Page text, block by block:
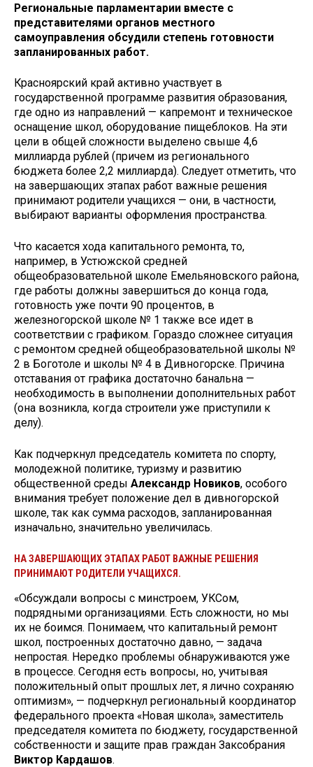
Региональные парламентарии вместе с
представителями органов местного
самоуправления обсудили степень готовности
запланированных работ.
Красноярский край активно участвует в
государственной программе развития образования,
где одно из направлений — капремонт и техническое
оснащение школ, оборудование пищеблоков. На эти
цели в общей сложности выделено свыше 4,6
миллиарда рублей (причем из регионального
бюджета более 2,2 миллиарда). Следует отметить, что
на завершающих этапах работ важные решения
принимают родители учащихся — они, в частности,
выбирают варианты оформления пространства.
Что касается хода капитального ремонта, то,
например, в Устюжской средней
общеобразовательной школе Емельяновского района,
где работы должны завершиться до конца года,
готовность уже почти 90 процентов, в
железногорской школе № 1 также все идет в
соответствии с графиком. Гораздо сложнее ситуация
с ремонтом средней общеобразовательной школы №
2 в Боготоле и школы № 4 в Дивногорске. Причина
отставания от графика достаточно банальна —
необходимость в выполнении дополнительных работ
(она возникла, когда строители уже приступили к
делу).
Как подчеркнул председатель комитета по спорту,
молодежной политике, туризму и развитию
общественной среды Александр Новиков, особого
внимания требует положение дел в дивногорской
школе, так как сумма расходов, запланированная
изначально, значительно увеличилась.
НА ЗАВЕРШАЮЩИХ ЭТАПАХ РАБОТ ВАЖНЫЕ РЕШЕНИЯ
ПРИНИМАЮТ РОДИТЕЛИ УЧАЩИХСЯ.
«Обсуждали вопросы с минстроем, УКСом,
подрядными организациями. Есть сложности, но мы
их не боимся. Понимаем, что капитальный ремонт
школ, построенных достаточно давно, — задача
непростая. Нередко проблемы обнаруживаются уже
в процессе. Сегодня есть вопросы, но, учитывая
положительный опыт прошлых лет, я лично сохраняю
оптимизм», — подчеркнул региональный координатор
федерального проекта «Новая школа», заместитель
председателя комитета по бюджету, государственной
собственности и защите прав граждан Заксобрания
Виктор Кардашов.